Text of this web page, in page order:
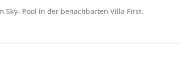
Sky- Pool in der benachbarten Villa First.